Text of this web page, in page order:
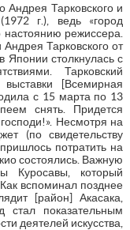
Андрея Тарковского и
г.), ведь «город
режиссера.
Тарковского от
Японии столкнулась с
Тарковский
[Всемирная
с 15 марта по 13
снять. Придется
Несмотря на
(по свидетельству
потратить на
состоялись. Важную
Куросавы, который
вспоминал позднее
[район] Акасака,
стал показательным
деятелей искусства,